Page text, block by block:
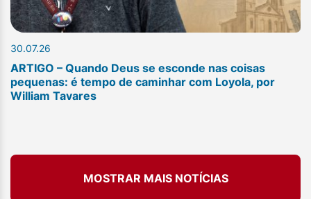
30.07.26
ARTIGO – Quando Deus se esconde nas coisas
pequenas: é tempo de caminhar com Loyola, por
William Tavares
MOSTRAR MAIS NOTÍCIAS